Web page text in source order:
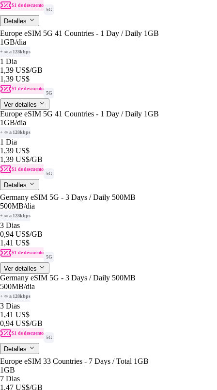
$1 de descuento
5G
Detalles
Europe eSIM 5G 41 Countries - 1 Day / Daily 1GB
1GB/dia
+ ∞ a 128kbps
1 Dia
1,39 US$/GB
1,39 US$
$1 de descuento
5G
Ver detalles
Europe eSIM 5G 41 Countries - 1 Day / Daily 1GB
1GB/dia
+ ∞ a 128kbps
1 Dia
1,39 US$
1,39 US$/GB
$1 de descuento
5G
Detalles
Germany eSIM 5G - 3 Days / Daily 500MB
500MB/dia
+ ∞ a 128kbps
3 Dias
0,94 US$/GB
1,41 US$
$1 de descuento
5G
Ver detalles
Germany eSIM 5G - 3 Days / Daily 500MB
500MB/dia
+ ∞ a 128kbps
3 Dias
1,41 US$
0,94 US$/GB
$1 de descuento
5G
Detalles
Europe eSIM 33 Countries - 7 Days / Total 1GB
1GB
7 Dias
1,47 US$/GB